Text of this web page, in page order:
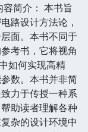
容简介： 本书旨
路设计方法论，
面。本书不同于
考书，它将视角
如何实现高精
数。本书并非简
力于传授一种系
助读者理解各种
杂的设计环境中